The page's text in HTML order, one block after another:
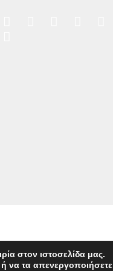
στον ιστοσελίδα μας.
να τα απενεργοποιήσετε